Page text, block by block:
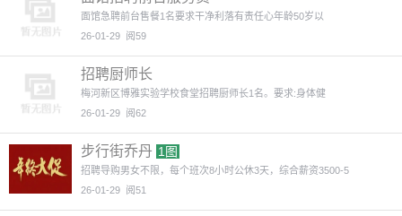
面馆急聘前台售餐1名要求干净利落有责任心年龄50岁以
26-01-29 阅59
招聘厨师长
梅河新区博雅实验学校食堂招聘厨师长1名。要求:身体健
26-01-29 阅62
步行街乔丹 1图
招聘导购男女不限，每个班次8小时公休3天，综合薪资3500-5
26-01-29 阅51